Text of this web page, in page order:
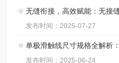
无缝衔接，高效赋能：无接
发布时间：2025-07-27
发布时间：2025-06-24